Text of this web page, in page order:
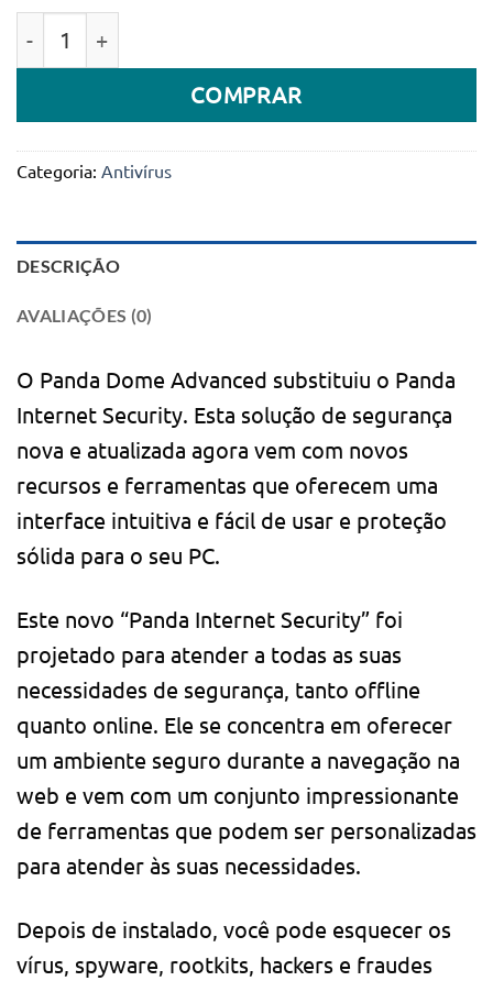
COMPRAR
Categoria: Antivírus
DESCRIÇÃO
AVALIAÇÕES (0)
O Panda Dome Advanced substituiu o Panda
Internet Security. Esta solução de segurança
nova e atualizada agora vem com novos
recursos e ferramentas que oferecem uma
interface intuitiva e fácil de usar e proteção
sólida para o seu PC.
Este novo “Panda Internet Security” foi
projetado para atender a todas as suas
necessidades de segurança, tanto offline
quanto online. Ele se concentra em oferecer
um ambiente seguro durante a navegação na
web e vem com um conjunto impressionante
de ferramentas que podem ser personalizadas
para atender às suas necessidades.
Depois de instalado, você pode esquecer os
vírus, spyware, rootkits, hackers e fraudes